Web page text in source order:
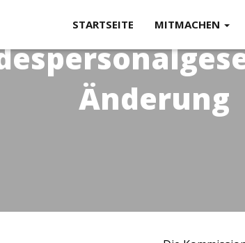
STARTSEITE MITMACHEN
Änderung